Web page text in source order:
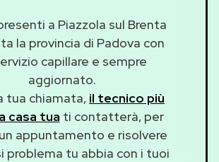
a Piazzola sul Brenta
la provincia di Padova con
capillare e sempre
aggiornato.
tua chiamata, il tecnico più
casa tua ti contatterà, per
appuntamento e risolvere
problema tu abbia con i tuoi